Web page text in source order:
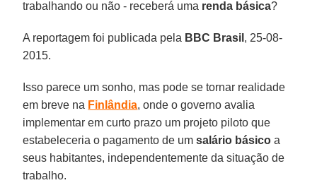
trabalhando ou não - receberá uma renda básica?
A reportagem foi publicada pela BBC Brasil , 25-08-
2015.
Isso parece um sonho, mas pode se tornar realidade
em breve na Finlândia, onde o governo avalia
implementar em curto prazo um projeto piloto que
estabeleceria o pagamento de umsalário básico a
seus habitantes, independentemente da situação de
trabalho.